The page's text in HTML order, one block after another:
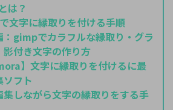
は？
文字に縁取りを付ける手順
：gimpでカラフルな縁取り・グラ
影付き文字の作り方
】文字に縁取りを付けるに最
フト
集しながら文字の縁取りをする手